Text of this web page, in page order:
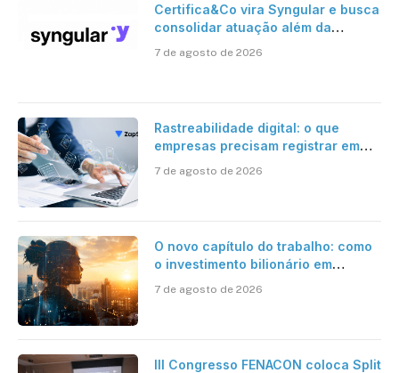
Certifica&Co vira Syngular e busca
consolidar atuação além da
7 de agosto de 2026
Rastreabilidade digital: o que
empresas precisam registrar em
7 de agosto de 2026
O novo capítulo do trabalho: como
o investimento bilionário em
verdadeira era da inteligência
7 de agosto de 2026
III Congresso FENACON coloca Split